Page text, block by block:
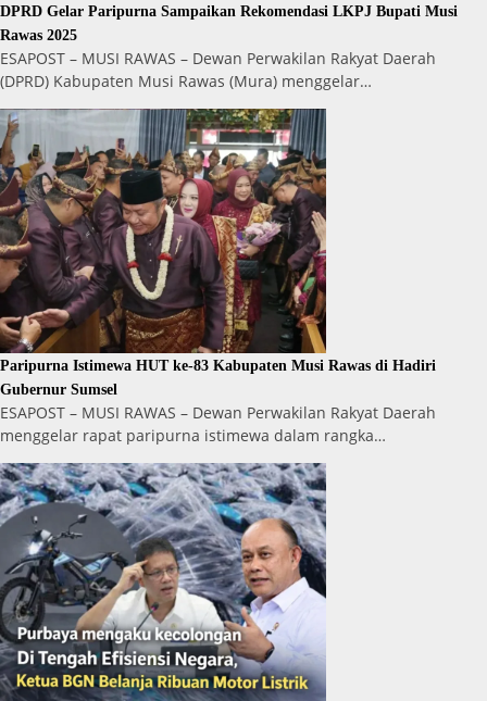
DPRD Gelar Paripurna Sampaikan Rekomendasi LKPJ Bupati Musi
Rawas 2025
ESAPOST – MUSI RAWAS – Dewan Perwakilan Rakyat Daerah
(DPRD) Kabupaten Musi Rawas (Mura) menggelar…
Paripurna Istimewa HUT ke-83 Kabupaten Musi Rawas di Hadiri
Gubernur Sumsel
ESAPOST – MUSI RAWAS – Dewan Perwakilan Rakyat Daerah
menggelar rapat paripurna istimewa dalam rangka…